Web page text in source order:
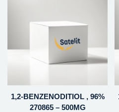
1,2-BENZENODITIOL , 96%
270865 – 500MG